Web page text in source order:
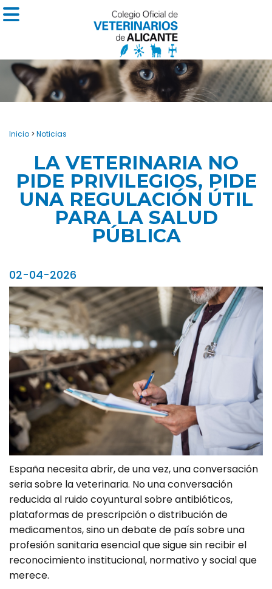
Inicio > Noticias
LA VETERINARIA NO
PIDE PRIVILEGIOS, PIDE
UNA REGULACIÓN ÚTIL
PARA LA SALUD
PÚBLICA
02-04-2026
España necesita abrir, de una vez, una conversación
seria sobre la veterinaria. No una conversación
reducida al ruido coyuntural sobre antibióticos,
plataformas de prescripción o distribución de
medicamentos, sino un debate de país sobre una
profesión sanitaria esencial que sigue sin recibir el
reconocimiento institucional, normativo y social que
merece.